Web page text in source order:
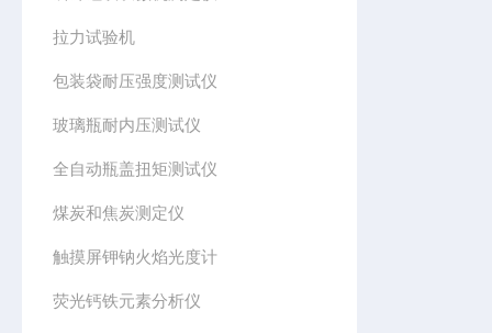
拉力试验机
包装袋耐压强度测试仪
玻璃瓶耐内压测试仪
全自动瓶盖扭矩测试仪
煤炭和焦炭测定仪
触摸屏钾钠火焰光度计
荧光钙铁元素分析仪